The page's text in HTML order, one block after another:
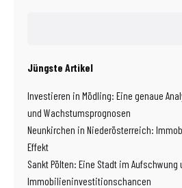
Jüngste Artikel
Investieren in Mödling: Eine genaue
und Wachstumsprognosen
Neunkirchen in Niederösterreich:
Effekt
Sankt Pölten: Eine Stadt im Aufschwung
Immobilieninvestitionschancen